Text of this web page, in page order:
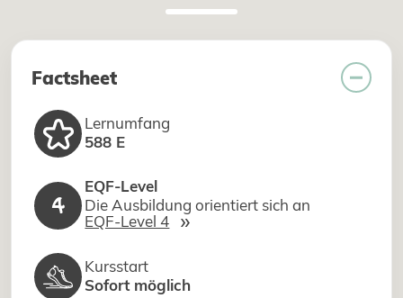
Factsheet
Lernumfang
588 E
4
EQF-Level
Die Ausbildung orientiert sich an
EQF-Level 4 »
Kursstart
Sofort möglich